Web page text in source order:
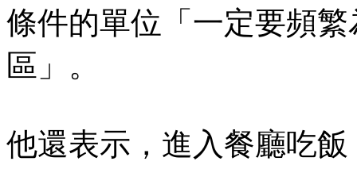
條件的單位「一定要頻
區」。
他還表示，進入餐廳吃